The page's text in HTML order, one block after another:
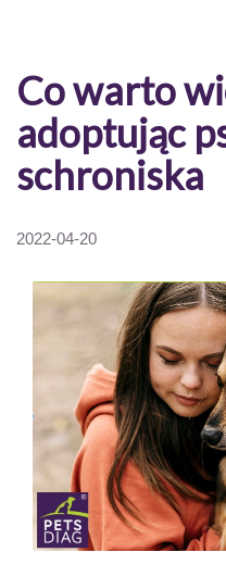
Co warto
adoptując
schroniska
2022-04-20